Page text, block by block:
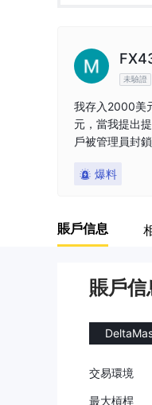
9未驗證
我存入2000美
元，當我提出
戶被管理員封
爆料
賬戶信息
賬戶信
交易環境
最大槓桿